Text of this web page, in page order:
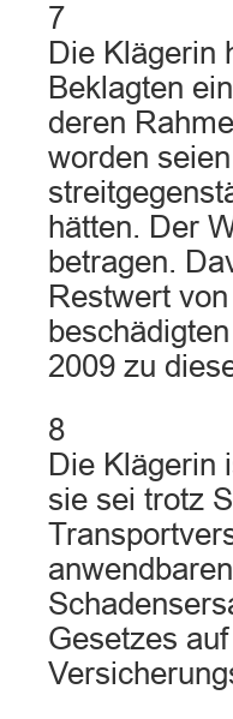
7
Die Klägerin
Beklagten
deren
worden
hätten. Der
betragen.
Restwert
2009 zu
8
Die Klägerin
sie sei trotz
Gesetzes